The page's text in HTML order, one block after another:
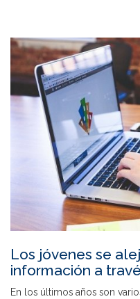
Los jóvenes se
información a
En los últimos años son